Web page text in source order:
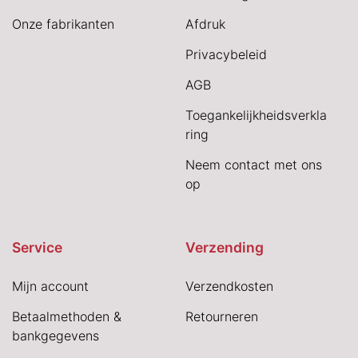
Onze fabrikanten
Afdruk
Privacybeleid
AGB
Toegankelijkheidsverkla
ring
Neem contact met ons
op
Service
Mijn account
Betaalmethoden &
bankgegevens
Verzending
Verzendkosten
Retourneren